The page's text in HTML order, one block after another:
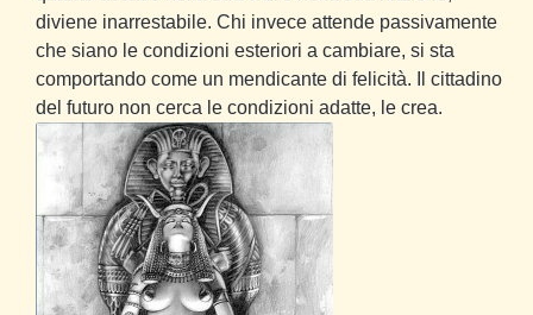
diviene inarrestabile. Chi invece attende passivamente
che siano le condizioni esteriori a cambiare, si sta
comportando come un mendicante di felicità. Il cittadino
del futuro non cerca le condizioni adatte, le crea.